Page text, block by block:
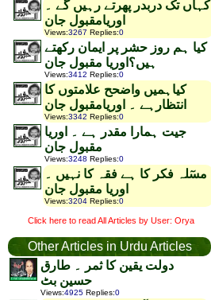
کہاں تک دربدر پھرتے رہیں گے ۔
اوریامقبول جان
Views:3267 Replies:0
کیا ہم روز حشر پر ایمان رکھتے
ہیں؟اوریا مقبول جان
Views:3412 Replies:0
کیاہمیں واضحح علامتوں کا
انتظارہے ۔ اوریامقبول جان
Views:3342 Replies:0
جیت ہمارا مقدر ہے ۔ اوریا
مقبول جان
Views:3248 Replies:0
مسٓلہ فکر کا ہے فقہ کا نہیں ۔
اوریا مقبول جان
Views:3204 Replies:0
Click here to read All Articles by User: Orya
Other Articles in Urdu Articles
دولت یقین کا ثمر ۔ طارق
حسین بٹ
Views:4925 Replies:0